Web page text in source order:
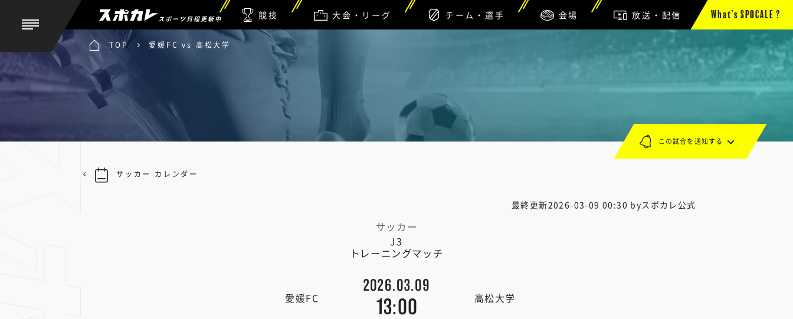
スポーツ日程更新中 競技 大会・リーグ チーム・選手 会場 放送・配信 What’s SPOCALE ?
TOP 愛媛FC vs 高松大学
最終更新2026-03-09 00:30 byスポカレ公式
サッカー
J3
トレーニングマッチ
愛媛FC
2026.03.09
13:00 高松大学
この試合を通知する
サッカー カレンダー